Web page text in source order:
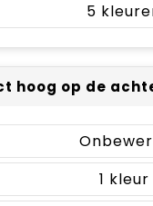
5
hoog op de
1